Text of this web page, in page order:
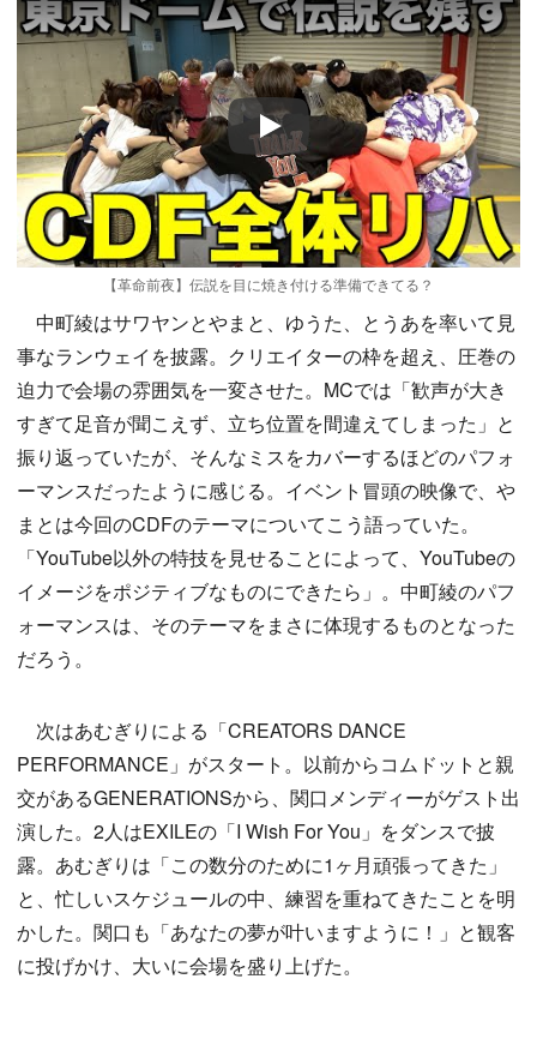
Play
【革命前夜】伝説を目に焼き付ける準備できてる？
中町綾はサワヤンとやまと、ゆうた、とうあを率いて見
事なランウェイを披露。クリエイターの枠を超え、圧巻の
迫力で会場の雰囲気を一変させた。MCでは「歓声が大き
すぎて足音が聞こえず、立ち位置を間違えてしまった」と
振り返っていたが、そんなミスをカバーするほどのパフォ
ーマンスだったように感じる。イベント冒頭の映像で、や
まとは今回のCDFのテーマについてこう語っていた。
「YouTube以外の特技を見せることによって、YouTubeの
イメージをポジティブなものにできたら」。中町綾のパフ
ォーマンスは、そのテーマをまさに体現するものとなった
だろう。
次はあむぎりによる「CREATORS DANCE
PERFORMANCE」がスタート。以前からコムドットと親
交があるGENERATIONSから、関口メンディーがゲスト出
演した。2人はEXILEの「I Wish For You」をダンスで披
露。あむぎりは「この数分のために1ヶ月頑張ってきた」
と、忙しいスケジュールの中、練習を重ねてきたことを明
かした。関口も「あなたの夢が叶いますように！」と観客
に投げかけ、大いに会場を盛り上げた。